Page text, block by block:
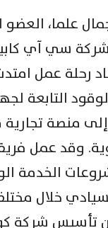
علما، العضو
سي آي
رحلة عمل
التابعة
منصة
وقد عمل
الخدمة
خلال
تأسيس شركة